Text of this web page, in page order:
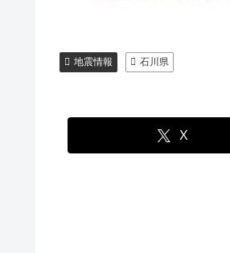
地震情報 石川県
X